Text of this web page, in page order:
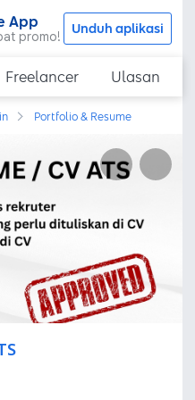
App
promo! Unduh aplikasi
Freelancer Ulasan
Portfolio & Resume